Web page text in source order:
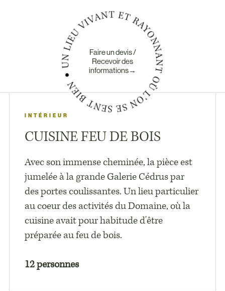
Faire un devis /
Recevoir des
informations→
INTÉRIEUR
CUISINE FEU DE BOIS
Avec son immense cheminée, la pièce est
jumelée à la grande Galerie Cédrus par
des portes coulissantes. Un lieu particulier
au coeur des activités du Domaine, où la
cuisine avait pour habitude d'être
préparée au feu de bois.
12 personnes